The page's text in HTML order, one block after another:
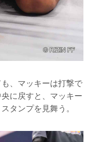
、マッキーは打撃で
に戻すと、マッキー
タンプを見舞う。